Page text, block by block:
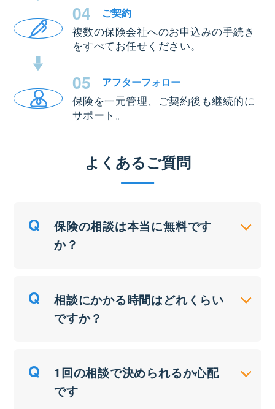
04 ご契約
複数の保険会社へのお申込みの手続き
をすべてお任せください。
05 アフターフォロー
保険を一元管理、ご契約後も継続的に
サポート。
よくあるご質問
保険の相談は本当に無料です
か？
相談にかかる時間はどれくらい
ですか？
1回の相談で決められるか心配
です